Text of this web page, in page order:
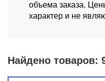
объема заказа.
характер и не
Найдено товаров: